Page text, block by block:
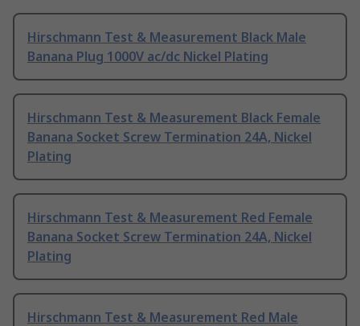
Hirschmann Test & Measurement Black Male
Banana Plug 1000V ac/dc Nickel Plating
Hirschmann Test & Measurement Black Female
Banana Socket Screw Termination 24A, Nickel
Plating
Hirschmann Test & Measurement Red Female
Banana Socket Screw Termination 24A, Nickel
Plating
Hirschmann Test & Measurement Red Male